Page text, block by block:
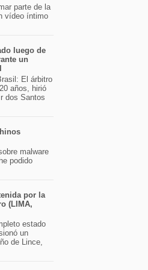
parte de la
vídeo íntimo
luego de
un
El árbitro
años, hirió
dos Santos
malware
podido
por la
(LIMA,
estado
un
de Lince,